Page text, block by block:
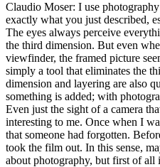
Claudio Moser: I use
exactly what you just described,
The eyes always perceive
the third dimension. But even
viewfinder, the framed picture
simply a tool that eliminates the
dimension and layering are also
something is added; with
Even just the sight of a camera
interesting to me. Once when I
that someone had forgotten.
took the film out. In this sense,
about photography, but first of all